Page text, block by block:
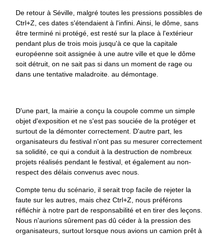
De retour à Séville, malgré toutes les pressions possibles de
Ctrl+Z, ces dates s'étendaient à l'infini. Ainsi, le dôme, sans
être terminé ni protégé, est resté sur la place à l'extérieur
pendant plus de trois mois jusqu'à ce que la capitale
européenne soit assignée à une autre ville et que le dôme
soit détruit, on ne sait pas si dans un moment de rage ou
dans une tentative maladroite. au démontage.
D'une part, la mairie a conçu la coupole comme un simple
objet d'exposition et ne s'est pas souciée de la protéger et
surtout de la démonter correctement. D'autre part, les
organisateurs du festival n'ont pas su mesurer correctement
sa solidité, ce qui a conduit à la destruction de nombreux
projets réalisés pendant le festival, et également au non-
respect des délais convenus avec nous.
Compte tenu du scénario, il serait trop facile de rejeter la
faute sur les autres, mais chez Ctrl+Z, nous préférons
réfléchir à notre part de responsabilité et en tirer des leçons.
Nous n'aurions sûrement pas dû céder à la pression des
organisateurs, surtout lorsque nous avions un camion prêt à